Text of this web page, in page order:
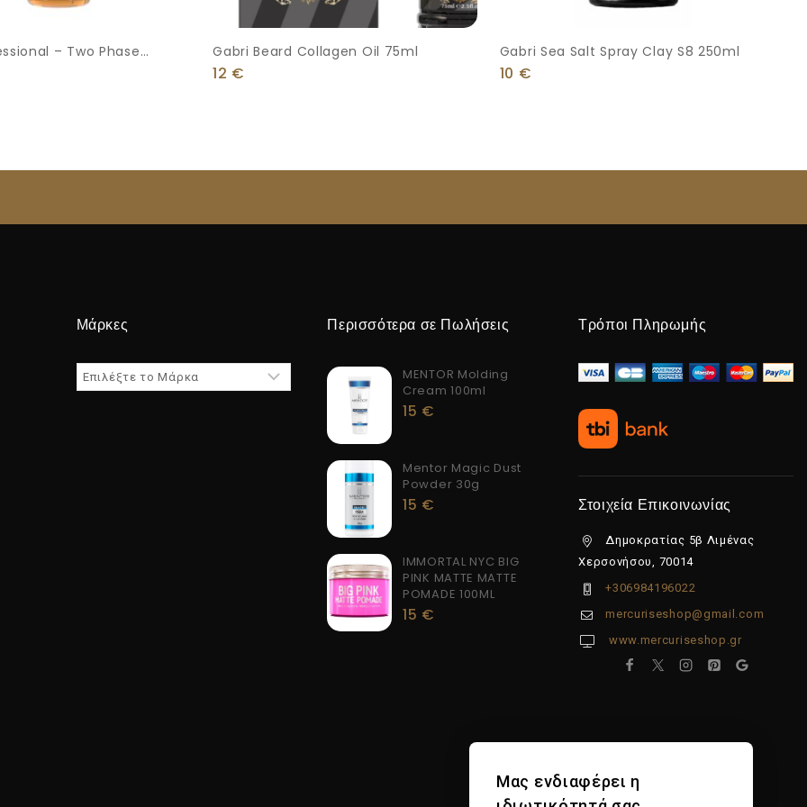
– Two Phase
Argan Oil 400ml
Gabri Beard Collagen Oil 75ml
12 €
Gabri Sea Salt Spray Clay S8 250ml
10 €
Μάρκες Περισσότερα σε Πωλήσεις
MENTOR Molding
Cream 100ml
15 €
Mentor Magic Dust
Powder 30g
15 €
IMMORTAL NYC BIG
PINK MATTE MATTE
POMADE 100ML
15 €
Τρόποι Πληρωμής
Στοιχεία Επικοινωνίας
Δημοκρατίας 5β Λιμένας
Χερσονήσου, 70014
+306984196022
mercuriseshop@gmail.com
www.mercuriseshop.gr
Μας ενδιαφέρει η